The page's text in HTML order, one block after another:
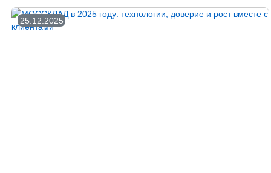
25.12.2025